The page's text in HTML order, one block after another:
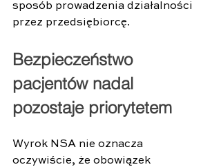
sposób prowadzenia działalności
przez przedsiębiorcę.
Bezpieczeństwo
pacjentów nadal
pozostaje priorytetem
Wyrok NSA nie oznacza
oczywiście, że obowiązek